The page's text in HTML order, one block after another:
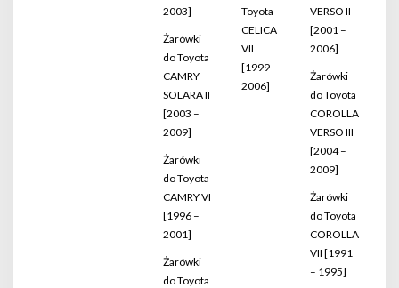
2003]
Żarówki
do Toyota
CAMRY
SOLARA II
[2003 –
2009]
Żarówki
do Toyota
CAMRY VI
[1996 –
2001]
Żarówki
do Toyota
Toyota
CELICA
VII
[1999 –
2006]
VERSO II
[2001 –
2006]
Żarówki
do Toyota
COROLLA
VERSO III
[2004 –
2009]
Żarówki
do Toyota
COROLLA
VII [1991
– 1995]